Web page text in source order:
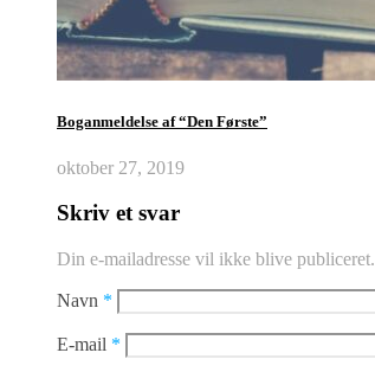
Boganmeldelse af “Den Første”
oktober 27, 2019
Skriv et svar
Din e-mailadresse vil ikke blive publiceret.
Navn *
E-mail *